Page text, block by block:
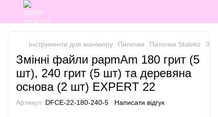
Інструменти для манікюру Пилочки Пилочки Staleks
Змінні файли papmAm 180 грит (5
шт), 240 грит (5 шт) та деревяна
основа (2 шт) EXPERT 22
Артикул: DFCE-22-180-240-5 Написати відгук